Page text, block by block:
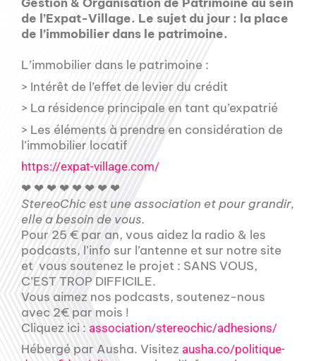
de l’Expat-Village. Le sujet du jour : la place
de l’immobilier dans le patrimoine.
L’immobilier dans le patrimoine :
> Intérêt de l’effet de levier du crédit
> La résidence principale en tant qu’expatrié
> Les éléments à prendre en considération de
l’immobilier locatif
https://expat-village.com/
❤ ❤ ❤ ❤ ❤ ❤ ❤ ❤
StereoChic est une association et pour grandir,
elle a besoin de vous.
Pour 25 € par an, vous aidez la radio & les
podcasts, l’info sur l’antenne et sur notre site
et vous soutenez le projet : SANS VOUS,
C’EST TROP DIFFICILE.
Vous aimez nos podcasts, soutenez-nous
avec 2€ par mois !
Cliquez ici : association/stereochic/adhesions/
Hébergé par Ausha. Visitez ausha.co/politique-